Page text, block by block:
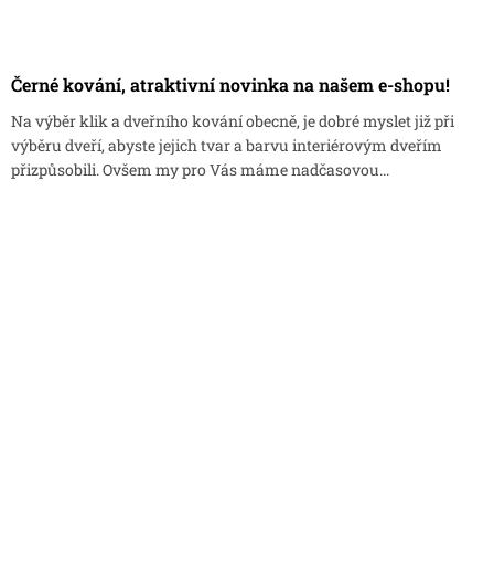
Černé kování, atraktivní novinka na našem e-shopu!
Na výběr klik a dveřního kování obecně, je dobré myslet již při
výběru dveří, abyste jejich tvar a barvu interiérovým dveřím
přizpůsobili. Ovšem my pro Vás máme nadčasovou...